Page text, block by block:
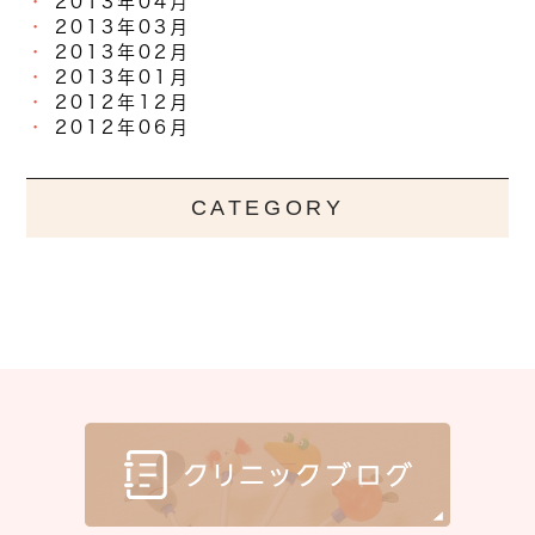
2013年03月
2013年02月
2013年01月
2012年12月
2012年06月
CATEGORY